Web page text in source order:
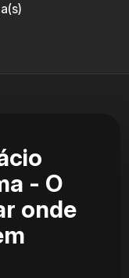
- O
onde